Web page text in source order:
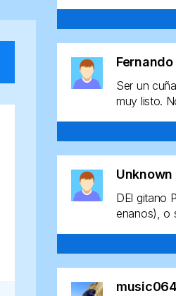
Fernando
Ser un
muy listo.
Unknown
DEl gitano
enanos), o
music064